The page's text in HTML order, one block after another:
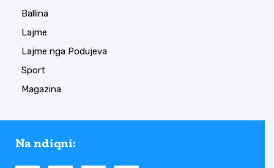
Ballina
Lajme
Lajme nga Podujeva
Sport
Magazina
Na ndiqni: